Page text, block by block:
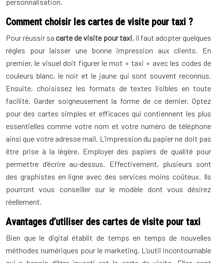
Comment choisir les cartes de visite pour taxi ?
Pour réussir sa carte de visite pour taxi, il faut adopter quelques
règles pour laisser une bonne impression aux clients. En
premier, le visuel doit figurer le mot « taxi » avec les codes de
couleurs blanc, le noir et le jaune qui sont souvent reconnus.
Ensuite, choisissez les formats de textes lisibles en toute
facilité. Garder soigneusement la forme de ce dernier. Optez
pour des cartes simples et efficaces qui contiennent les plus
essentielles comme votre nom et votre numéro de téléphone
ainsi que votre adresse mail. L’impression du papier ne doit pas
être prise à la légère. Employer des papiers de qualité pour
permettre d’écrire au-dessus. Effectivement, plusieurs sont
des graphistes en ligne avec des services moins coûteux. Ils
pourront vous conseiller sur le modèle dont vous désirez
réellement.
Avantages d’utiliser des cartes de visite pour taxi
Bien que le digital établit de temps en temps de nouvelles
méthodes numériques pour le marketing. L’outil incontournable